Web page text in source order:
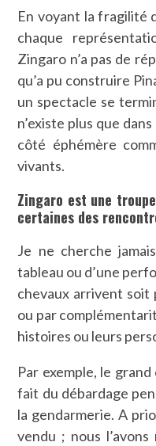
En voyant la fragilité
chaque
Zingaro n’a pas de
qu’a pu construire
un spectacle se
n’existe plus que
côté éphémère
vivants.
Zingaro est une
certaines des
Je ne cherche
tableau ou d’une
chevaux arrivent soit
ou par
histoires ou leurs
Par exemple, le
fait du débardage
la gendarmerie. A
vendu ; nous